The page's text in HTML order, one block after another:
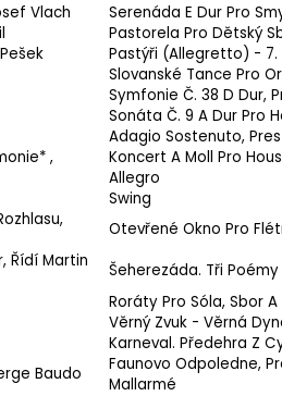
Vlach
Serenáda E Dur Pro
Pastorela Pro Dětský
Pastýři (Allegretto) - 7.
Slovanské Tance Pro
Symfonie Č. 38 D Dur,
Sonáta Č. 9 A Dur Pro
Adagio Sostenuto,
,
Koncert A Moll Pro
Allegro
Swing
,
Otevřené Okno Pro
, Řídí Martin
Šeherezáda. Tři Poémy
Roráty Pro Sóla, Sbor
Věrný Zvuk - Věrná
Karneval. Předehra Z
Baudo
Faunovo Odpoledne,
Mallarmé